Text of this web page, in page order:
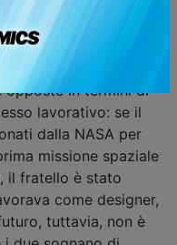
(General)
(General)
e Mutta Nanba
opposte in termini di
lavorativo: se il
dalla NASA per
missione spaziale
il fratello è stato
come designer,
tuttavia, non è